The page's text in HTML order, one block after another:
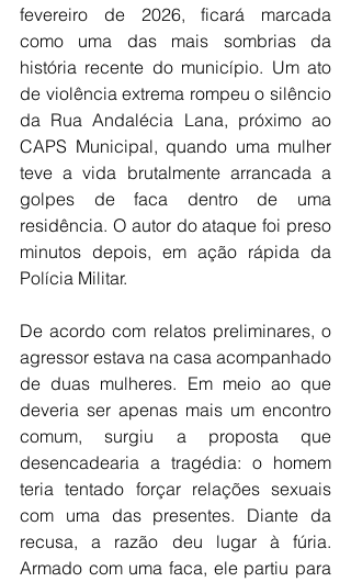
fevereiro de 2026, ficará marcada
como uma das mais sombrias da
história recente do município. Um ato
de violência extrema rompeu o silêncio
da Rua Andalécia Lana, próximo ao
CAPS Municipal, quando uma mulher
teve a vida brutalmente arrancada a
golpes de faca dentro de uma
residência. O autor do ataque foi preso
minutos depois, em ação rápida da
Polícia Militar.
De acordo com relatos preliminares, o
agressor estava na casa acompanhado
de duas mulheres. Em meio ao que
deveria ser apenas mais um encontro
comum, surgiu a proposta que
desencadearia a tragédia: o homem
teria tentado forçar relações sexuais
com uma das presentes. Diante da
recusa, a razão deu lugar à fúria.
Armado com uma faca, ele partiu para